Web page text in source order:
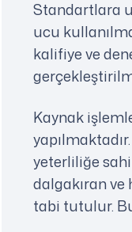
Standartlara
ucu
kalifiye ve
Kaynak
yeterliliğe
dalgakıran
tabi tutulur.